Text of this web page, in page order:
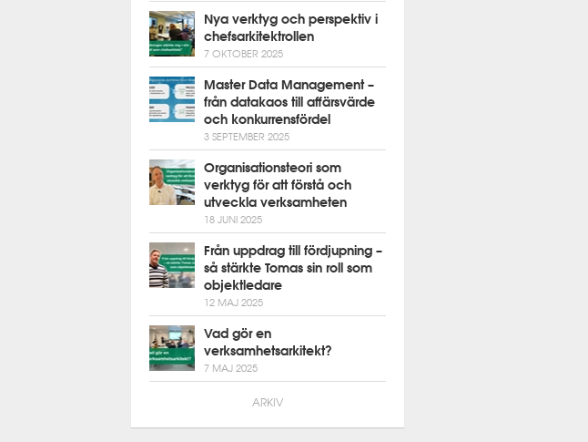
Nya verktyg och perspektiv i
chefsarkitektrollen
7 OKTOBER 2025
Master Data Management –
från datakaos till affärsvärde
och konkurrensfördel
3 SEPTEMBER 2025
Organisationsteori som
verktyg för att förstå och
utveckla verksamheten
18 JUNI 2025
Från uppdrag till fördjupning –
så stärkte Tomas sin roll som
objektledare
12 MAJ 2025
Vad gör en
verksamhetsarkitekt?
7 MAJ 2025
ARKIV